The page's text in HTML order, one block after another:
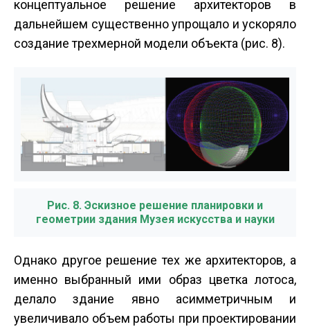
концептуальное решение архитекторов в
дальнейшем существенно упрощало и ускоряло
создание трехмерной модели объекта (рис. 8).
Рис. 8. Эскизное решение планировки и
геометрии здания Музея искусства и науки
Однако другое решение тех же архитекторов, а
именно выбранный ими образ цветка лотоса,
делало здание явно асимметричным и
увеличивало объем работы при проектировании